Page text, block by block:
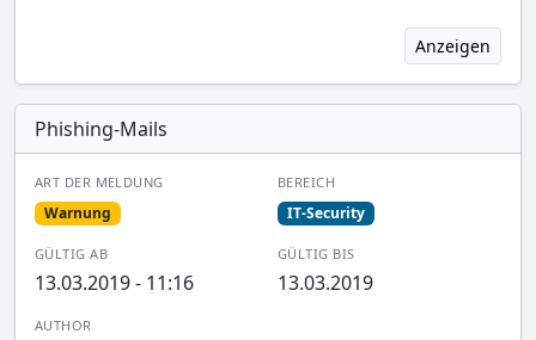
Anzeigen
Phishing-Mails
ART DER MELDUNG
Warnung
BEREICH
IT-Security
GÜLTIG AB
13.03.2019 - 11:16
GÜLTIG BIS
13.03.2019
AUTHOR